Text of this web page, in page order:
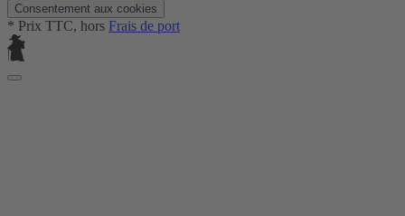
Consentement aux cookies
* Prix TTC, hors Frais de port